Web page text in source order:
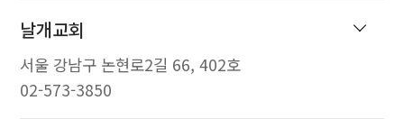
날개교회
서울 강남구 논현로2길 66, 402호
02-573-3850